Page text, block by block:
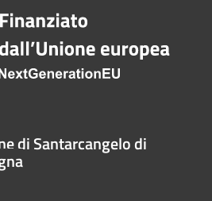
di Santarcangelo di